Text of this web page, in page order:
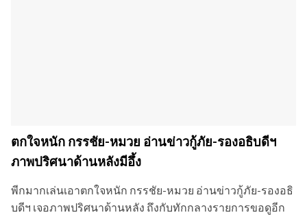
ตกใจหนัก กรรชัย-หมวย อ่านข่าวกู้ภัย-รองอธิบดีฯ
ภาพปริศนาด้านหลังมีอึ้ง
พีกมากเล่นเอาตกใจหนัก กรรชัย-หมวย อ่านข่าวกู้ภัย-รองอธิ
บดีฯ เจอภาพปริศนาด้านหลัง ถึงกับทักกลางรายการขอดูอีก